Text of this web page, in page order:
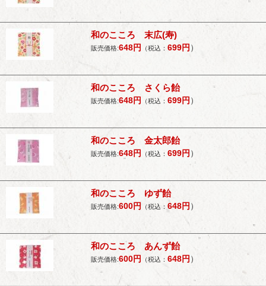
和のこころ 末広(寿)
販売価格:648円 （税込： 699円）
和のこころ さくら飴
販売価格:648円 （税込： 699円）
和のこころ 金太郎飴
販売価格:648円 （税込： 699円）
和のこころ ゆず飴
販売価格:600円 （税込： 648円）
和のこころ あんず飴
販売価格:600円 （税込： 648円）